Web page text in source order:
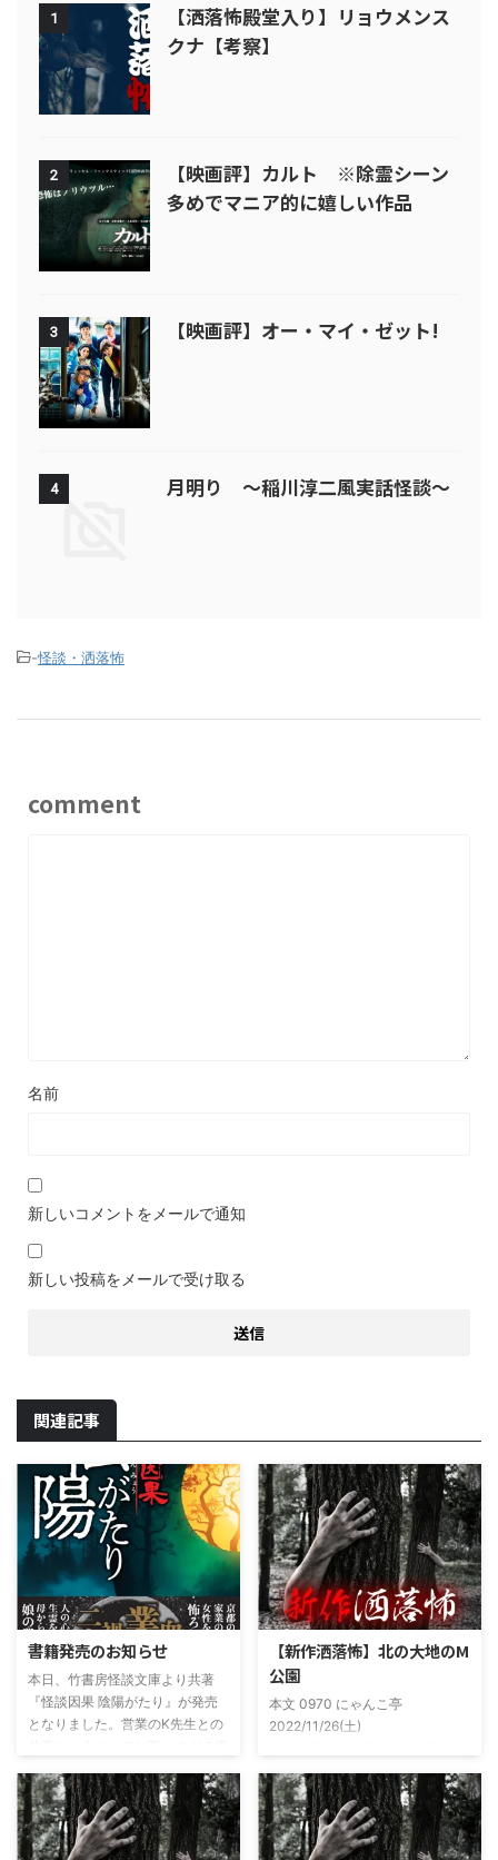
1
【洒落怖殿堂入り】リョウメンス
クナ【考察】
2
【映画評】カルト ※除霊シーン
多めでマニア的に嬉しい作品
3 【映画評】オー・マイ・ゼット!
4 月明り ～稲川淳二風実話怪談～
-怪談・洒落怖
comment
名前
新しいコメントをメールで通知
新しい投稿をメールで受け取る
関連記事
書籍発売のお知らせ
本日、竹書房怪談文庫より共著
『怪談因果 陰陽がたり』が発売
となりました。営業のK先生との
上げましたので内容の濃さ・面白
さは保証します。ぜひともご購入
くださいませ。 書影かっこいい
【新作洒落怖】北の大地のM
公園
本文 0970 にゃんこ亭
2022/11/26(土)
に言うオカルト系な話がまあまあ
好きで、最近占いとかを副業で始
めてた。今はちょっとメンタルの
状況やらで退いたけど実力試しも